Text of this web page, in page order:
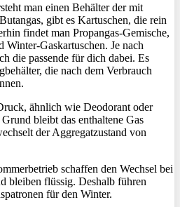
man einen Behälter der mit
gibt es Kartuschen, die rein
findet man Propangas-Gemische,
Winter-Gaskartuschen. Je nach
die passende für dich dabei. Es
die nach dem Verbrauch
ähnlich wie Deodorant oder
bleibt das enthaltene Gas
der Aggregatzustand von
schaffen den Wechsel bei
bleiben flüssig. Deshalb führen
für den Winter.